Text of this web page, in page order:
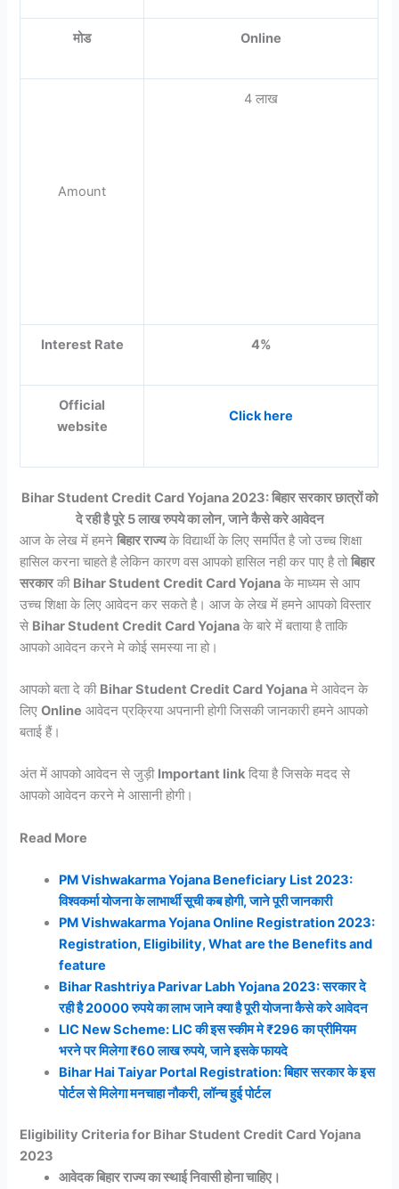
मोड Online
Amount
4 लाख
Interest Rate 4%
Official
website
Click here
Bihar Student Credit Card Yojana 2023: बिहार सरकार छात्रों को
दे रही है पूरे 5 लाख रुपये का लोन, जाने कैसे करे आवेदन
आज के लेख में हमनेबिहार राज्यके विद्यार्थी के लिए समर्पित है जो उच्च शिक्षा
हासिल करना चाहते है लेकिन कारण वस आपको हासिल नही कर पाए है तोबिहार
सरकारकी Bihar Student Credit Card Yojana के माध्यम से आप
उच्च शिक्षा के लिए आवेदन कर सकते है। आज के लेख में हमने आपको विस्तार
से Bihar Student Credit Card Yojana के बारे में बताया है ताकि
आपको आवेदन करने मे कोई समस्या ना हो।
आपको बता दे की Bihar Student Credit Card Yojana मे आवेदन के
लिएOnline आवेदन प्रक्रिया अपनानी होगी जिसकी जानकारी हमने आपको
बताई हैं।
अंत में आपको आवेदन से जुड़ी Important link दिया है जिसके मदद से
आपको आवेदन करने मे आसानी होगी।
Read More
PM Vishwakarma Yojana Beneficiary List 2023:
विश्वकर्मा योजना के लाभार्थी सूची कब होगी, जाने पूरी जानकारी
PM Vishwakarma Yojana Online Registration 2023:
Registration, Eligibility, What are the Benefits and
feature
Bihar Rashtriya Parivar Labh Yojana 2023: सरकार दे
रही है 20000 रुपये का लाभ जाने क्या है पूरी योजना कैसे करे आवेदन
LIC New Scheme: LIC की इस स्कीम मे ₹296 का प्रीमियम
भरने पर मिलेगा ₹60 लाख रुपये, जाने इसके फायदे
Bihar Hai Taiyar Portal Registration: बिहार सरकार के इस
पोर्टल से मिलेगा मनचाहा नौकरी, लॉन्च हुई पोर्टल
Eligibility Criteria for Bihar Student Credit Card Yojana
2023
आवेदक बिहार राज्य का स्थाई निवासी होना चाहिए।